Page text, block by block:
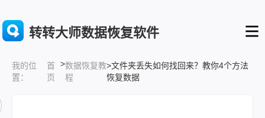
转转大师数据恢复软件
我的位
置：
首
页
>数据恢复教
程
>文件夹丢失如何找回来？教你4个方法
恢复数据